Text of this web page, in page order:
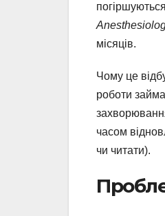
місяців.
Чому це
роботи
часом
чи читати).